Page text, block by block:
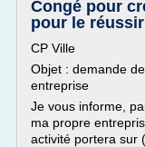
Congé pour
pour le réussir
CP Ville
Objet : demande
entreprise
Je vous informe,
ma propre
activité portera sur